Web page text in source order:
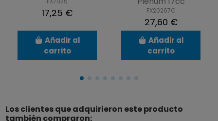
17,25 €
Añadir al
carrito
FX20267C
27,60 €
Añadir al
carrito
Los clientes que adquirieron este producto
también compraron: